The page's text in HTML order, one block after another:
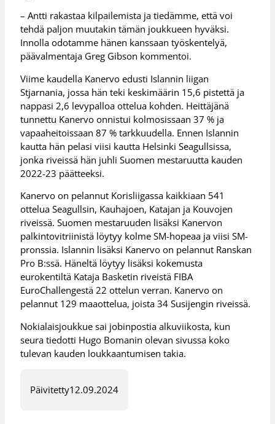
– Antti rakastaa kilpailemista ja tiedämme, että voi
tehdä paljon muutakin tämän joukkueen hyväksi.
Innolla odotamme hänen kanssaan työskentelyä,
päävalmentaja Greg Gibson kommentoi.
Viime kaudella Kanervo edusti Islannin liigan
Stjarnania, jossa hän teki keskimäärin 15,6 pistettä ja
nappasi 2,6 levypalloa ottelua kohden. Heittäjänä
tunnettu Kanervo onnistui kolmosissaan 37 % ja
vapaaheitoissaan 87 % tarkkuudella. Ennen Islannin
kautta hän pelasi viisi kautta Helsinki Seagullsissa,
jonka riveissä hän juhli Suomen mestaruutta kauden
2022-23 päätteeksi.
Kanervo on pelannut Korisliigassa kaikkiaan 541
ottelua Seagullsin, Kauhajoen, Katajan ja Kouvojen
riveissä. Suomen mestaruuden lisäksi Kanervon
palkintovitriinistä löytyy kolme SM-hopeaa ja viisi SM-
pronssia. Islannin lisäksi Kanervo on pelannut Ranskan
Pro B:ssä. Häneltä löytyy lisäksi kokemusta
eurokentiltä Kataja Basketin riveistä FIBA
EuroChallengestä 22 ottelun verran. Kanervo on
pelannut 129 maaottelua, joista 34 Susijengin riveissä.
Nokialaisjoukkue sai jobinpostia alkuviikosta, kun
seura tiedotti Hugo Bomanin olevan sivussa koko
tulevan kauden loukkaantumisen takia.
Päivitetty12.09.2024